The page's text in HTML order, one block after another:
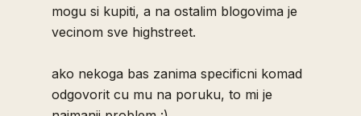
mogu si kupiti, a na ostalim blogovima je
vecinom sve highstreet.
ako nekoga bas zanima specificni komad
odgovorit cu mu na poruku, to mi je